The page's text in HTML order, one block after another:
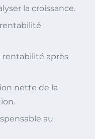
la croissance.
rentabilité
rentabilité après
nette de la
au